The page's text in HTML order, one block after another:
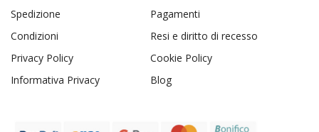
Spedizione
Pagamenti
Condizioni
Resi e diritto di recesso
Privacy Policy
Cookie Policy
Informativa Privacy
Blog